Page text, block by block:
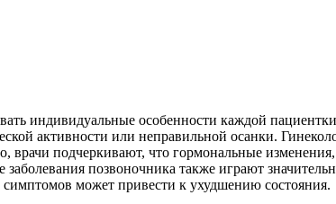
индивидуальные особенности каждой
активности или неправильной осанки.
врачи подчеркивают, что гормональные
позвоночника также играют
симптомов может привести к ухудшению состояния.